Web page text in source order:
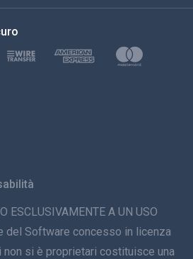
ESCLUSIVAMENTE A UN USO
del Software concesso in licenza
si è proprietari costituisce una